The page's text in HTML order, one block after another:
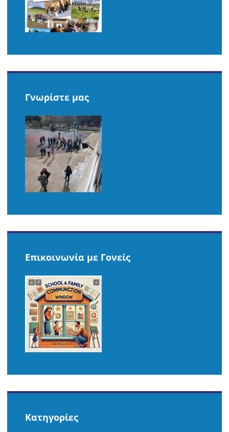
Γνωρίστε μας
Επικοινωνία με Γονείς
Kατηγορίες